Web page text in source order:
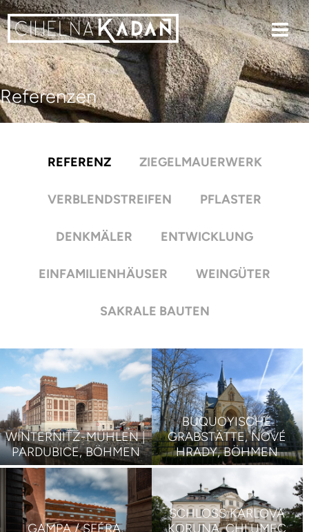
Referenzen
REFERENZ ZIEGELMAUERWERK
VERBLENDSTREIFEN PFLASTER
DENKMÄLER ENTWICKLUNG
EINFAMILIENHÄUSER WEINGÜTER
SAKRALE BAUTEN
WINTERNITZ-MÜHLEN |
PARDUBICE, BÖHMEN
BUQUOYISCHE
GRABSTÄTTE, NOVÉ
HRADY, BÖHMEN
GAMPA / SFÉRA,
SCHLOSS KARLOVA
KORUNA, CHLUMEC